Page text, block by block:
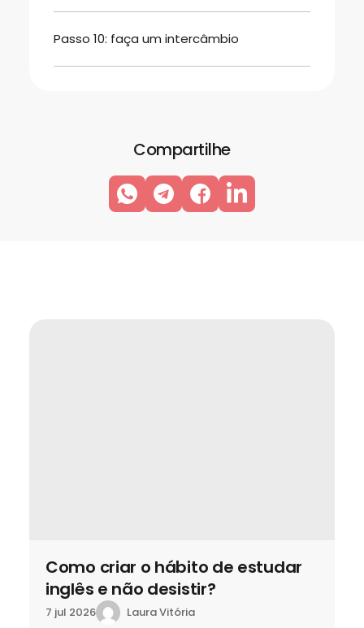
Passo 10: faça um intercâmbio
Compartilhe
Como criar o hábito de estudar
inglês e não desistir?
7 jul 2026 Laura Vitória